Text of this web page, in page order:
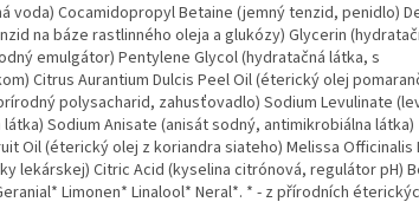
voda) Cocamidopropyl Betaine (jemný tenzid, penidlo)
na báze rastlinného oleja a glukózy) Glycerin
emulgátor) Pentylene Glycol (hydratačná látka, s
Citrus Aurantium Dulcis Peel Oil (éterický olej
polysacharid, zahusťovadlo) Sodium Levulinate
Sodium Anisate (anisát sodný, antimikrobiálna látka)
Oil (éterický olej z koriandra siateho) Melissa Officinalis
lekárskej) Citric Acid (kyselina citrónová, regulátor pH)
Limonen* Linalool* Neral*. * - z přírodních